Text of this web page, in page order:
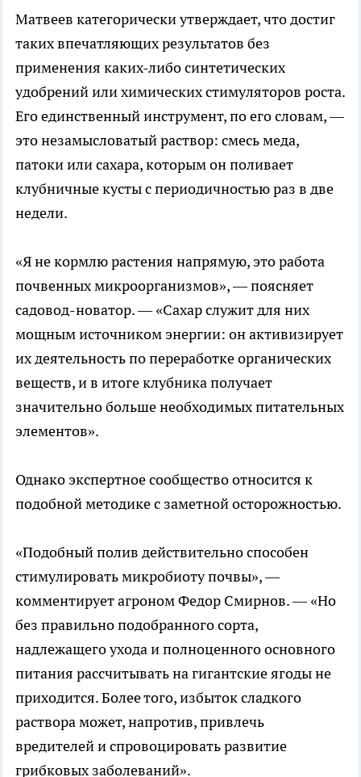
Матвеев категорически утверждает, что достиг
таких впечатляющих результатов без
применения каких-либо синтетических
удобрений или химических стимуляторов роста.
Его единственный инструмент, по его словам, —
это незамысловатый раствор: смесь меда,
патоки или сахара, которым он поливает
клубничные кусты с периодичностью раз в две
недели.
«Я не кормлю растения напрямую, это работа
почвенных микроорганизмов», — поясняет
садовод-новатор. — «Сахар служит для них
мощным источником энергии: он активизирует
их деятельность по переработке органических
веществ, и в итоге клубника получает
значительно больше необходимых питательных
элементов».
Однако экспертное сообщество относится к
подобной методике с заметной осторожностью.
«Подобный полив действительно способен
стимулировать микробиоту почвы», —
комментирует агроном Федор Смирнов. — «Но
без правильно подобранного сорта,
надлежащего ухода и полноценного основного
питания рассчитывать на гигантские ягоды не
приходится. Более того, избыток сладкого
раствора может, напротив, привлечь
вредителей и спровоцировать развитие
грибковых заболеваний».